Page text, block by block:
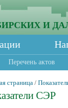
И
Перечень актов
страница /
СЭР